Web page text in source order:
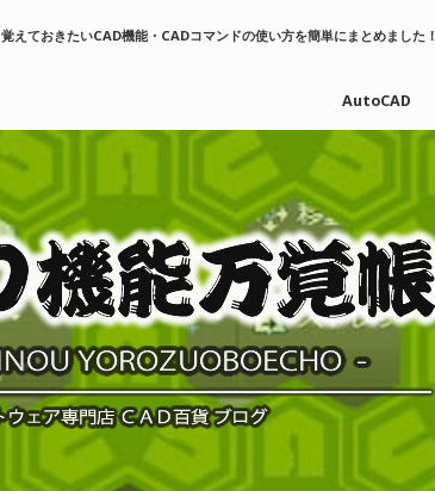
覚えておきたいCAD機能・CADコマンドの使い方を簡単にまとめました！
AutoCAD